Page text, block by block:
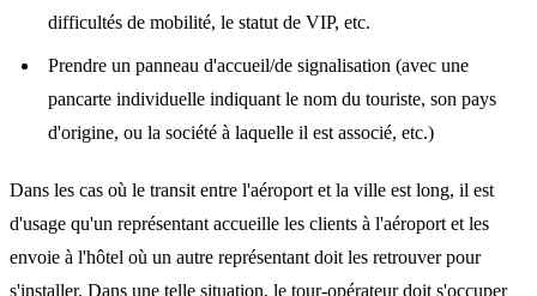
difficultés de mobilité, le statut de VIP, etc.
Prendre un panneau d'accueil/de signalisation (avec une
pancarte individuelle indiquant le nom du touriste, son pays
d'origine, ou la société à laquelle il est associé, etc.)
Dans les cas où le transit entre l'aéroport et la ville est long, il est
d'usage qu'un représentant accueille les clients à l'aéroport et les
envoie à l'hôtel où un autre représentant doit les retrouver pour
s'installer. Dans une telle situation, le tour-opérateur doit s'occuper